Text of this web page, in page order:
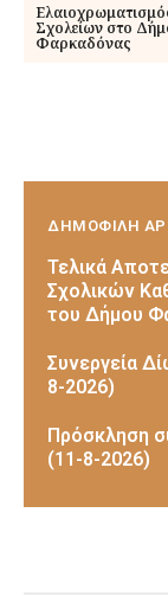
Σχολείων στο
Φαρκαδόνας
ΔΗΜΟΦΙΛΗ
Τελικά
Σχολικών
του Δήμου
Συνεργεία
8-2026)
Πρόσκληση
(11-8-2026)